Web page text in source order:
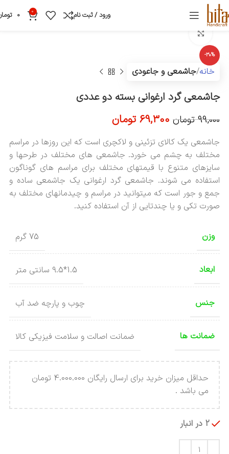
ورود / ثبت نام 0
0
-30%
خانه جاشمعی و جاعودی
جاشمعی گرد ارغوانی بسته دو عددی
99,000 تومان 69,300 تومان
جاشمعی یک کالای تزئینی و لاکچری است که این روزها در مراسم
مختلف به چشم می خورد. جاشمعی های مختلف در طرحها و
سایزهای متنوع با قیمتهای مختلف برای مراسم های گوناگون
استفاده می شوند. جاشمعی گرد ارغوانی یک جاشمعی ساده و
جمع و جور است که میتوانید در مراسم و چیدمانهای مختلف به
صورت تکی و یا چندتایی از آن استفاده کنید.
وزن 75 گرم
ابعاد 1.5*9.5 سانتی متر
جنس چوب و پارچه ضد آب
ضمانت ها ضمانت اصالت و سلامت فیزیکی کالا
حداقل میزان خرید برای ارسال رایگان 4.000.000 تومان
می باشد .
2 در انبار